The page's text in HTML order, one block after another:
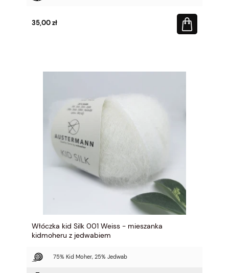
35,00 zł
Włóczka kid Silk 001 Weiss - mieszanka
kidmoheru z jedwabiem
75% Kid Moher, 25% Jedwab